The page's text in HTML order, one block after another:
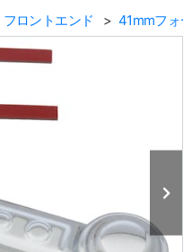
フロントエンド 41mmフォ